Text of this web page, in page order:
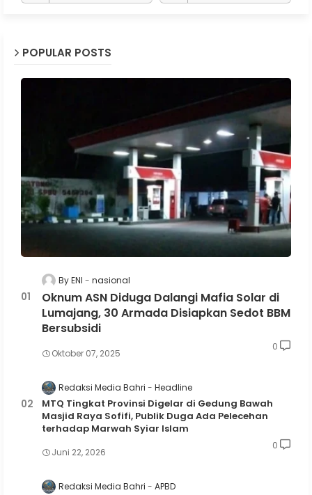
POPULAR POSTS
By ENI nasional
Oknum ASN Diduga Dalangi Mafia Solar di
Lumajang, 30 Armada Disiapkan Sedot BBM
Bersubsidi
Oktober 07, 2025
0
Redaksi Media Bahri Headline
MTQ Tingkat Provinsi Digelar di Gedung Bawah
Masjid Raya Sofifi, Publik Duga Ada Pelecehan
terhadap Marwah Syiar Islam
Juni 22, 2026
0
Redaksi Media Bahri APBD